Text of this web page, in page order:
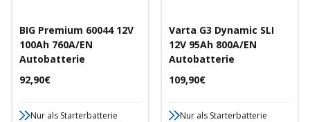
BIG Premium 60044 12V
100Ah 760A/EN
Autobatterie
Angebotspreis
92,90€
Nur als Starterbatterie
Varta G3 Dynamic SLI
12V 95Ah 800A/EN
Autobatterie
Angebotspreis
109,90€
Nur als Starterbatterie